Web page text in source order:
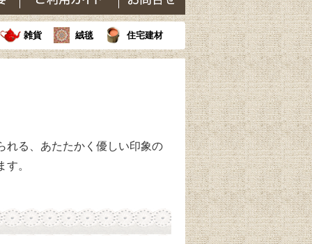
雑貨 絨毯 住宅建材
れる、あたたかく優しい印象の
。